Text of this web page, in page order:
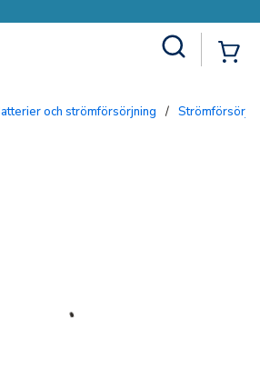
Batterier och strömförsörjning /